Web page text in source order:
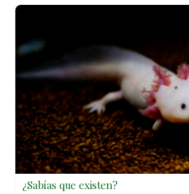
¿Sabías que existen?